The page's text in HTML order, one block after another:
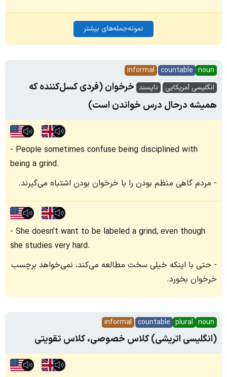
نمونه‌جمله‌های بیشتر
noun
countable
informal
انگلیسی آمریکایی
ناپسند خرخوان (فردی کسل‌کننده که
همیشه درحال درس خواندن است)
People sometimes confuse being disciplined with
being a grind.
مردم گاهی منظم بودن را با خرخوان بودن اشتباه می‌گیرند.
She doesn’t want to be labeled a grind, even though
she studies very hard.
حتی با اینکه خیلی سخت مطالعه می‌کند، نمی‌خواهد برچسب
خرخوان بخورد.
noun
plural
countable
informal
(انگلیسی اتریشی) کلاس خصوصی، کلاس تقویتی